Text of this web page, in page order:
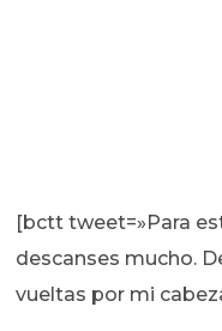
[bctt tweet=»Para
descanses mucho.
vueltas por mi